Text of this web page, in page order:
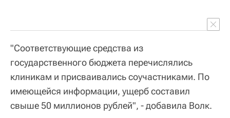
"Соответствующие средства из
государственного бюджета перечислялись
клиникам и присваивались соучастниками. По
имеющейся информации, ущерб составил
свыше 50 миллионов рублей", - добавила Волк.